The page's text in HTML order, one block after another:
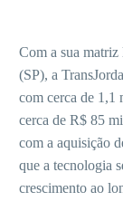
Com a sua
(SP), a
com cerca de 1,1
cerca de R$ 85
com a aquisição
que a tecnologia
crescimento ao